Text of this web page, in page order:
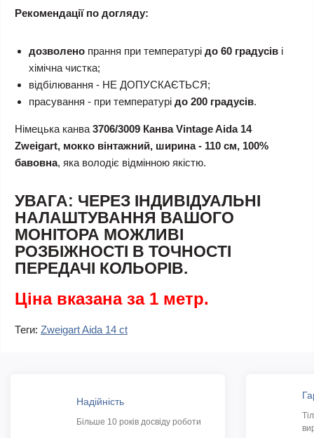
Рекомендації по догляду:
дозволено прання при температурі до 60 градусів і
хімічна чистка;
відбілювання - НЕ ДОПУСКАЄТЬСЯ;
прасування - при температурі до 200 градусів.
Німецька канва 3706/3009 Канва Vintage Aida 14
Zweigart, мокко вінтажний, ширина - 110 см, 100%
бавовна, яка володіє відмінною якістю.
УВАГА: ЧЕРЕЗ ІНДИВІДУАЛЬНІ
НАЛАШТУВАННЯ ВАШОГО
МОНІТОРА МОЖЛИВІ
РОЗБІЖНОСТІ В ТОЧНОСТІ
ПЕРЕДАЧІ КОЛЬОРІВ.
Ціна вказана за 1 метр.
Теги: Zweigart Aida 14 ct
Надійність
Більше 10 років досвіду роботи